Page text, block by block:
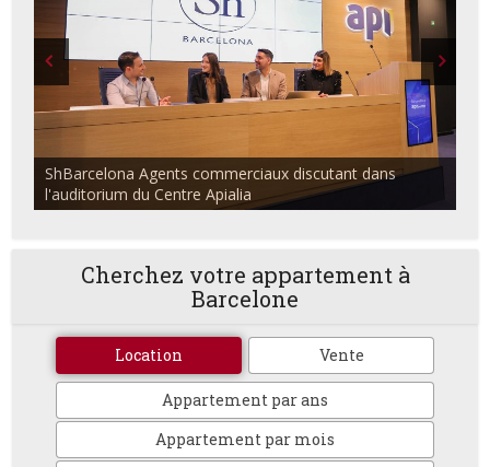
ShBarcelona Agents commerciaux discutant dans
l'auditorium du Centre Apialia
Cherchez votre appartement à
Barcelone
Location Vente
Appartement par ans
Appartement par mois